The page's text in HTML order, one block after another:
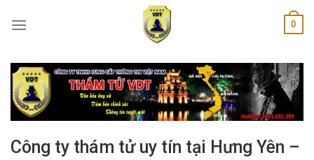
0
Công ty thám tử uy tín tại Hưng Yên –